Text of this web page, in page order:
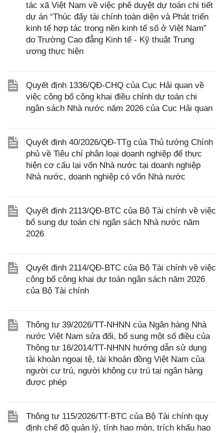
tác xã Việt Nam về việc phê duyệt dự toán chi tiết
dự án “Thúc đẩy tài chính toàn diện và Phát triển
kinh tế hợp tác trong nền kinh tế số ở Việt Nam”
do Trường Cao đẳng Kinh tế - Kỹ thuật Trung
ương thực hiện
Quyết định 1336/QĐ-CHQ của Cục Hải quan về
việc công bố công khai điều chỉnh dự toán chi
ngân sách Nhà nước năm 2026 của Cục Hải quan
Quyết định 40/2026/QĐ-TTg của Thủ tướng Chính
phủ về Tiêu chí phân loại doanh nghiệp để thực
hiện cơ cấu lại vốn Nhà nước tại doanh nghiệp
Nhà nước, doanh nghiệp có vốn Nhà nước
Quyết định 2113/QĐ-BTC của Bộ Tài chính về việc
bổ sung dự toán chi ngân sách Nhà nước năm
2026
Quyết định 2114/QĐ-BTC của Bộ Tài chính về việc
công bố công khai dự toán ngân sách năm 2026
của Bộ Tài chính
Thông tư 39/2026/TT-NHNN của Ngân hàng Nhà
nước Việt Nam sửa đổi, bổ sung một số điều của
Thông tư 16/2014/TT-NHNN hướng dẫn sử dụng
tài khoản ngoại tệ, tài khoản đồng Việt Nam của
người cư trú, người không cư trú tại ngân hàng
được phép
Thông tư 115/2026/TT-BTC của Bộ Tài chính quy
định chế độ quản lý, tính hao mòn, trích khấu hao